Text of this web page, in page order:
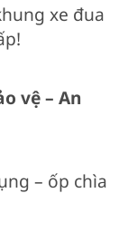
xe đua
vệ – An
– ốp chìa